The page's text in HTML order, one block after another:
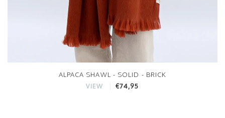
ALPACA SHAWL - SOLID - BRICK
VIEW €74,95